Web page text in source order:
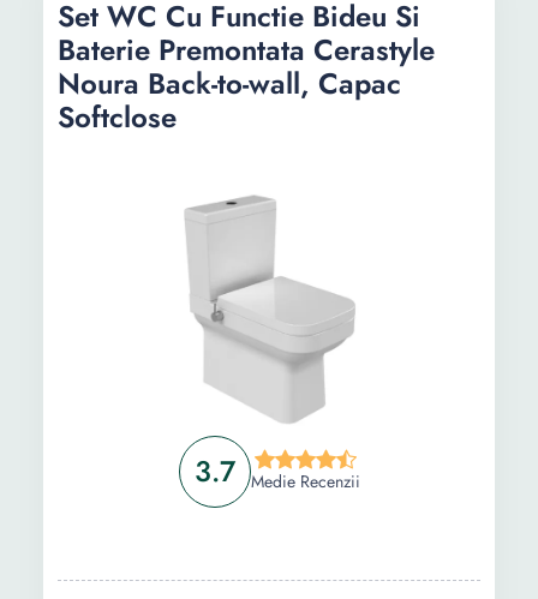
3.7 Medie Recenzii
Set WC Cu Functie Bideu Si
Baterie Premontata Cerastyle
Noura Back-to-wall, Capac
Softclose